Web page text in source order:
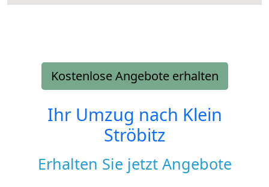
Kostenlose Angebote erhalten
Ihr Umzug nach Klein
Ströbitz
Erhalten Sie jetzt Angebote